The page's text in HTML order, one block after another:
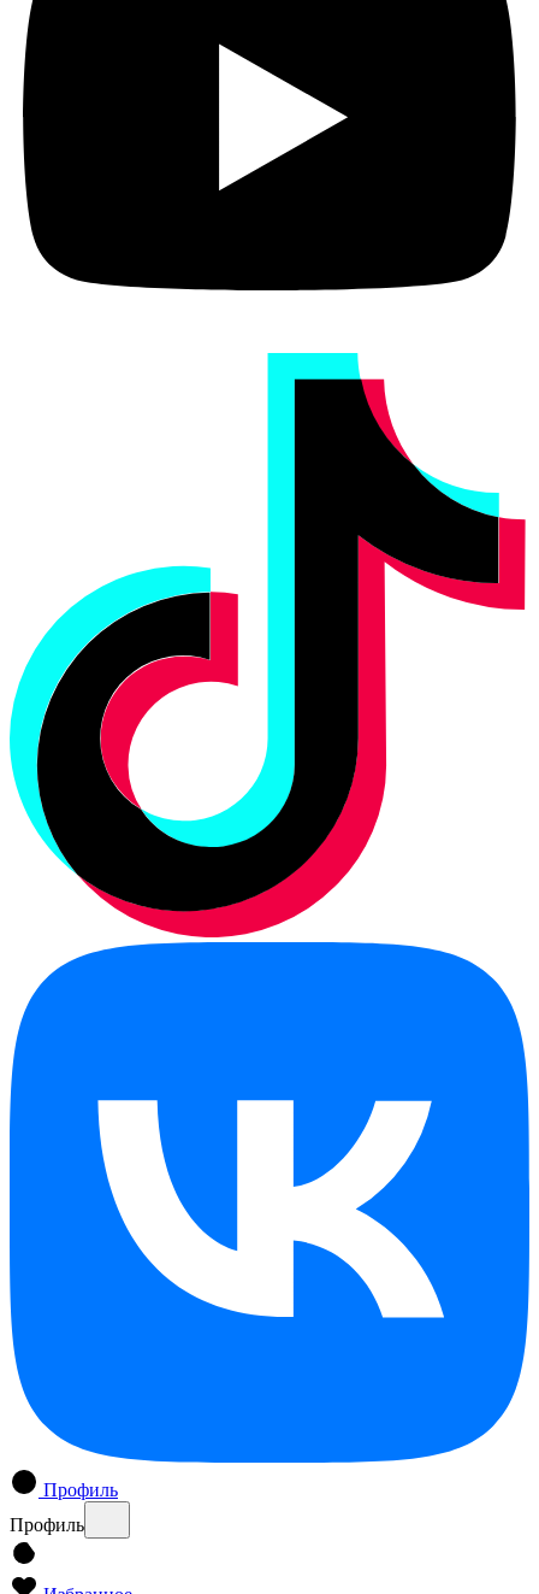
Профиль
Профиль